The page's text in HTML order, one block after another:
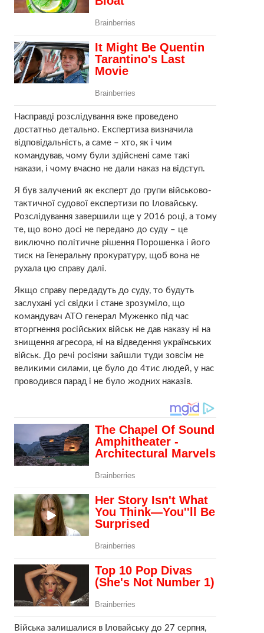
Насправді розслідування вже проведено
достатньо детально. Експертиза визначила
відповідальність, а саме – хто, як і чим
командував, чому були здійснені саме такі
накази, і чому вчасно не дали наказ на відступ.
Я був залучений як експерт до групи військово-
тактичної судової експертизи по Іловайську.
Розслідування завершили ще у 2016 році, а тому
те, що воно досі не передано до суду – це
виключно політичне рішення Порошенка і його
тиск на Генеральну прокуратуру, щоб вона не
рухала цю справу далі.
Якщо справу передадуть до суду, то будуть
заслухані усі свідки і стане зрозуміло, що
командувач АТО генерал Муженко під час
вторгнення російських військ не дав наказу ні на
знищення агресора, ні на відведення українських
військ. До речі росіяни зайшли туди зовсім не
великими силами, це було до 4тис людей, у нас
проводився парад і не було жодних наказів.
Війська залишалися в Іловайську до 27 серпня,